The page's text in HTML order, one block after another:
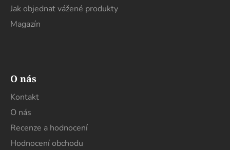
Jak objednat vážené produkty
Magazín
O nás
Kontakt
O nás
Recenze a hodnocení
Hodnocení obchodu